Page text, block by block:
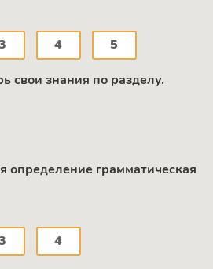
4 5
свои знания по разделу.
определение грамматическая
4